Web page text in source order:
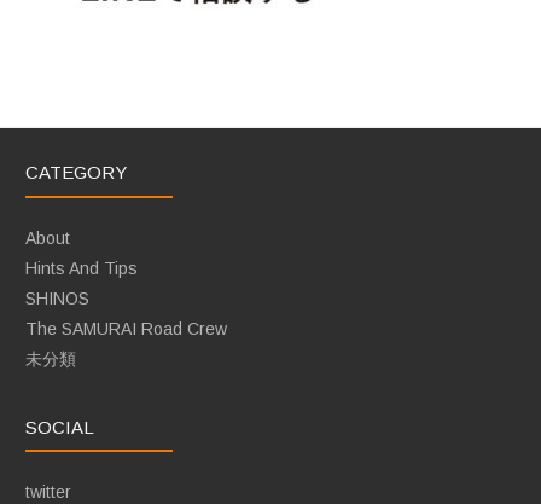
CATEGORY
About
Hints And Tips
SHINOS
The SAMURAI Road Crew
未分類
SOCIAL
twitter